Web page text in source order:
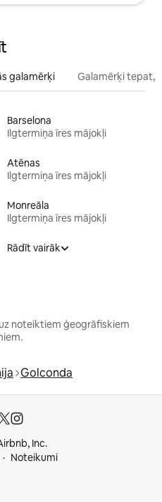
galamērķi Galamērķi tepat,
Barselona
Ilgtermiņa īres mājokļi
Atēnas
Ilgtermiņa īres mājokļi
Monreāla
Ilgtermiņa īres mājokļi
Rādīt vairāk
noteiktiem ģeogrāfiskiem
Golconda
Inc.
Noteikumi